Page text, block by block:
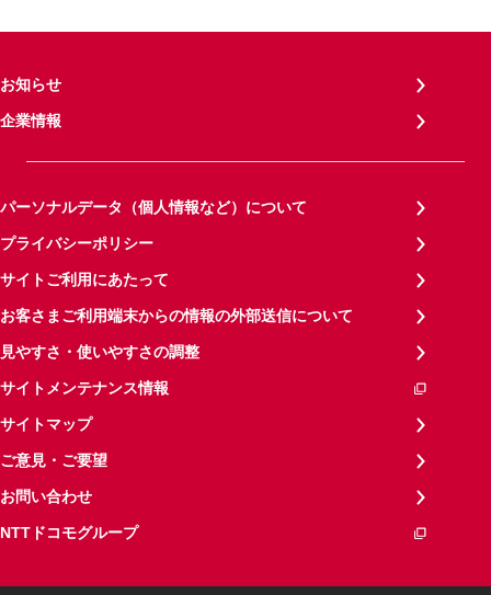
お知らせ
企業情報
パーソナルデータ（個人情報など）について
プライバシーポリシー
サイトご利用にあたって
お客さまご利用端末からの情報の外部送信について
見やすさ・使いやすさの調整
サイトメンテナンス情報
サイトマップ
ご意見・ご要望
お問い合わせ
NTTドコモグループ